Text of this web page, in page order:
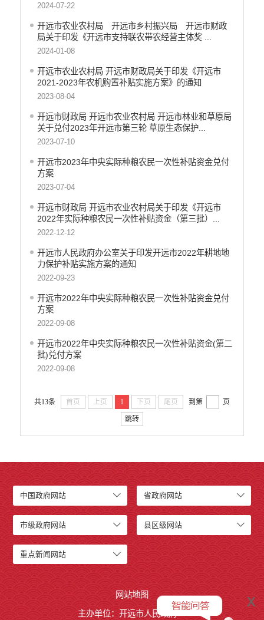
重大决策预公开
生态环境
食品药品监管
义务教育
政府集中采购
环保督察
医疗卫生
行政处罚和行政强制
乡村振兴工作信息公开
2024-07-22
开远市农业农村局 开远市乡村振兴局 开远市财政
局关于印发《开远市支持联农带农经营主体奖 ...
2024-01-08
开远市农业农村局 开远市财政局关于印发《开远市
2021-2023年农机购置补贴实施方案》的通知
2023-08-04
开远市财政局 开远市农业农村局 开远市林业和草原局
关于兑付2023年开远市第三轮 草原生态保护...
2023-07-10
开远市2023年中央实际种粮农民一次性补贴资金兑付
方案
2023-07-04
开远市财政局 开远市农业农村局关于印发《开远市
2022年实际种粮农民一次性补贴资金（第三批）...
2022-12-12
开远市人民政府办公室关于印发开远市2022年耕地地
力保护补贴实施方案的通知
2022-09-23
开远市2022年中央实际种粮农民一次性补贴资金兑付
方案
2022-09-08
开远市2022年中央实际种粮农民一次性补贴资金(第二
批)兑付方案
2022-09-08
共13条 首页 上页 1 下页 尾页 到第 页
跳转
中国政府网站 省政府网站
市级政府网站 县区级网站
重点新闻网站
网站地图
主办单位：开远市人民政府
x